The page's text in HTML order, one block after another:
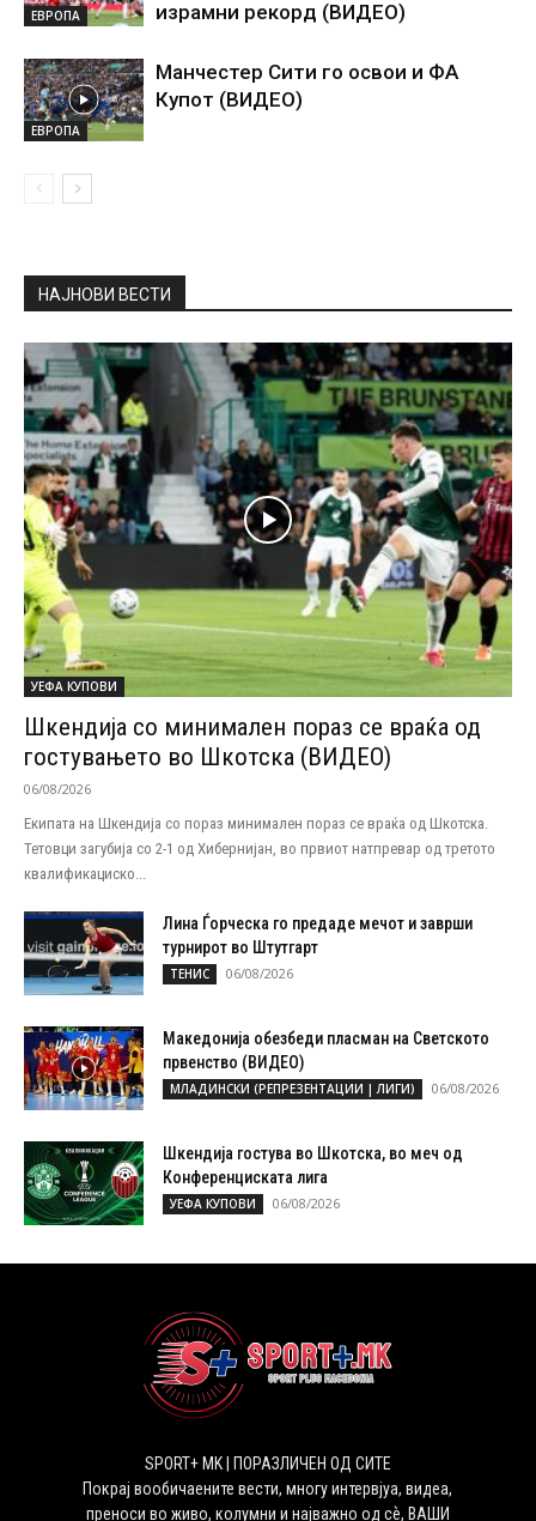
ЕВРОПА
израмни рекорд (ВИДЕО)
ЕВРОПА
Манчестер Сити го освои и ФА
Купот (ВИДЕО)
НАЈНОВИ ВЕСТИ
УЕФА КУПОВИ
Шкендија со минимален пораз се враќа од
гостувањето во Шкотска (ВИДЕО)
06/08/2026
Екипата на Шкендија со пораз минимален пораз се враќа од Шкотска.
Тетовци загубија со 2-1 од Хибернијан, во првиот натпревар од третото
квалификациско...
Лина Ѓорческа го предаде мечот и заврши
турнирот во Штутгарт
ТЕНИС 06/08/2026
Македонија обезбеди пласман на Светското
првенство (ВИДЕО)
МЛАДИНСКИ (РЕПРЕЗЕНТАЦИИ | ЛИГИ) 06/08/2026
Шкендија гостува во Шкотска, во меч од
Конференциската лига
УЕФА КУПОВИ 06/08/2026
SPORT+ MK | ПОРАЗЛИЧЕН ОД СИТЕ
Покрај вообичаените вести, многу интервјуа, видеа,
преноси во живо, колумни и најважно од сѐ, ВАШИ